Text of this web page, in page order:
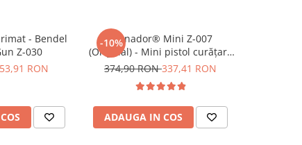
- Bendel
Z-030
53,91 RON
-10%
Tornador® Mini Z-007
(Original) - Mini pistol curățare
cu aer comprimat
374,90 RON337,41 RON
ADAUGA IN COS